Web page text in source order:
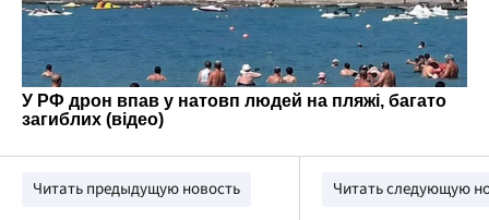
Читать предыдущую новость Читать следующую